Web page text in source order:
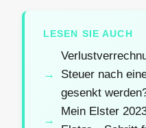
LESEN SIE AUCH
Steuer nach
gesenkt
Mein Elster